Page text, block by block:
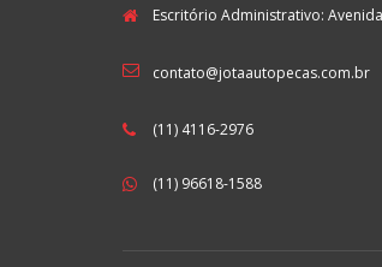
Escritório Administrativo:
contato@jotaautopecas.com.br
(11) 4116-2976
(11) 96618-1588